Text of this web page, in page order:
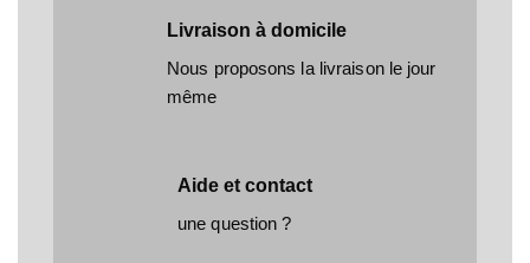
Livraison à domicile
Nous proposons la livraison le jour
même
Aide et contact
une question ?